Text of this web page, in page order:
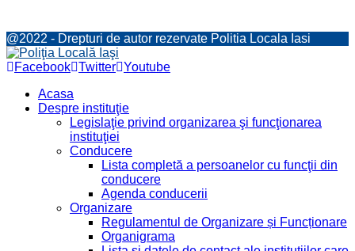
@2022 - Drepturi de autor rezervate Politia Locala Iasi
Facebook Twitter Youtube
Acasa
Despre instituţie
Legislaţie privind organizarea şi funcţionarea
instituţiei
Conducere
Lista completă a persoanelor cu funcţii din
conducere
Agenda conducerii
Organizare
Regulamentul de Organizare și Funcționare
Organigrama